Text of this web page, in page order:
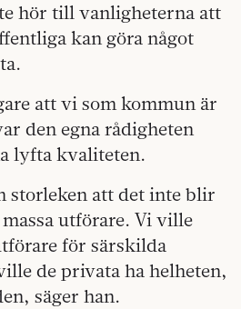
hör till vanligheterna att
kan göra något
att vi som kommun är
den egna rådigheten
lyfta kvaliteten.
storleken att det inte blir
utförare. Vi ville
för särskilda
de privata ha helheten,
säger han.